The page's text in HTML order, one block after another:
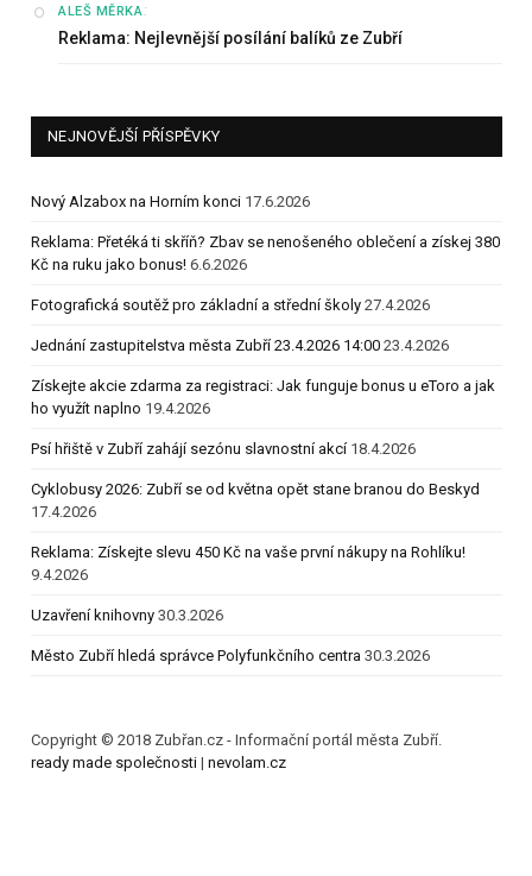
ALEŠ MĚRKA:
Reklama: Nejlevnější posílání balíků ze Zubří
NEJNOVĚJŠÍ PŘÍSPĚVKY
Nový Alzabox na Horním konci 17.6.2026
Reklama: Přetéká ti skříň? Zbav se nenošeného oblečení a získej 380
Kč na ruku jako bonus! 6.6.2026
Fotografická soutěž pro základní a střední školy 27.4.2026
Jednání zastupitelstva města Zubří 23.4.2026 14:00 23.4.2026
Získejte akcie zdarma za registraci: Jak funguje bonus u eToro a jak
ho využít naplno 19.4.2026
Psí hřiště v Zubří zahájí sezónu slavnostní akcí 18.4.2026
Cyklobusy 2026: Zubří se od května opět stane branou do Beskyd
17.4.2026
Reklama: Získejte slevu 450 Kč na vaše první nákupy na Rohlíku!
9.4.2026
Uzavření knihovny 30.3.2026
Město Zubří hledá správce Polyfunkčního centra 30.3.2026
Copyright © 2018 Zubřan.cz - Informační portál města Zubří.
ready made společnosti | nevolam.cz